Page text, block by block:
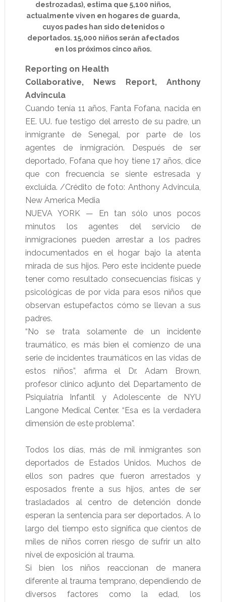
destrozadas), estima que 5,100 niños,
actualmente viven en hogares de guarda,
cuyos pades han sido detenidos o
deportados. 15,000 niños serán afectados
en los próximos cinco años.
Reporting on Health
Collaborative, News Report, Anthony
Advincula
Cuando tenía 11 años, Fanta Fofana, nacida en
EE. UU. fue testigo del arresto de su padre, un
inmigrante de Senegal, por parte de los
agentes de inmigración. Después de ser
deportado, Fofana que hoy tiene 17 años, dice
que con frecuencia se siente estresada y
excluida. /Crédito de foto: Anthony Advincula,
New America Media
NUEVA YORK — En tan sólo unos pocos
minutos los agentes del servicio de
inmigraciones pueden arrestar a los padres
indocumentados en el hogar bajo la atenta
mirada de sus hijos. Pero este incidente puede
tener como resultado consecuencias físicas y
psicológicas de por vida para esos niños que
observan estupefactos cómo se llevan a sus
padres.
“No se trata solamente de un incidente
traumático, es más bien el comienzo de una
serie de incidentes traumáticos en las vidas de
estos niños”, afirma el Dr. Adam Brown,
profesor clínico adjunto del Departamento de
Psiquiatría Infantil y Adolescente de NYU
Langone Medical Center. “Esa es la verdadera
dimensión de este problema”.
Todos los días, más de mil inmigrantes son
deportados de Estados Unidos. Muchos de
ellos son padres que fueron arrestados y
esposados frente a sus hijos, antes de ser
trasladados al centro de detención donde
esperan la sentencia para ser deportados. A lo
largo del tiempo esto significa que cientos de
miles de niños corren riesgo de sufrir un alto
nivel de exposición al trauma.
Si bien los niños reaccionan de manera
diferente al trauma temprano, dependiendo de
diversos factores como la edad, los